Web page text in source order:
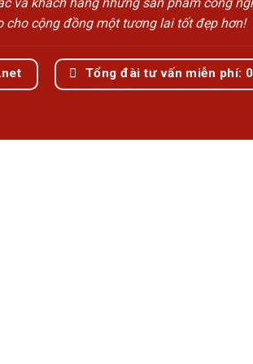
và khách hàng những sản phẩm công
cho cộng đồng một tương lai tốt đẹp hơn!
Tổng đài tư vấn miễn phí: